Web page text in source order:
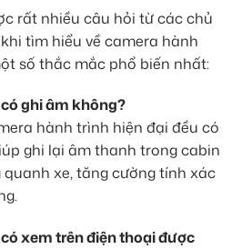
rất nhiều câu hỏi từ các chủ
tìm hiểu về camera hành
số thắc mắc phổ biến nhất:
ghi âm không?
hành trình hiện đại đều có
ghi lại âm thanh trong cabin
xe, tăng cường tính xác
xem trên điện thoại được